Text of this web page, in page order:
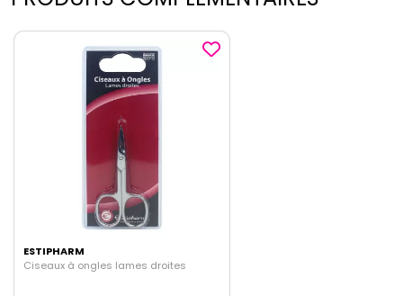
ESTIPHARM
Ciseaux à ongles lames droites